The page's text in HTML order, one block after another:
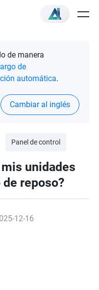
de manera
de
automática.
Cambiar al inglés
Panel de control
unidades
reposo?
12-16